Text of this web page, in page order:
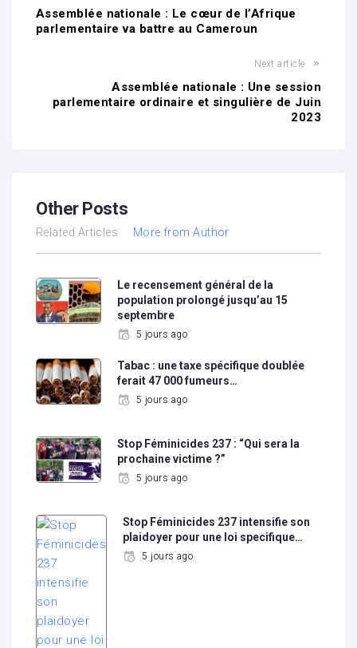
Assemblée nationale : Le cœur de l’Afrique
parlementaire va battre au Cameroun
Next article
Assemblée nationale : Une session
parlementaire ordinaire et singulière de Juin
2023
Other Posts
Related Articles More from Author
Le recensement général de la
population prolongé jusqu’au 15
septembre
5 jours ago
Tabac : une taxe spécifique doublée
ferait 47 000 fumeurs…
5 jours ago
Stop Féminicides 237 : “Qui sera la
prochaine victime ?”
5 jours ago
Stop Féminicides 237 intensifie son
plaidoyer pour une loi specifique…
5 jours ago